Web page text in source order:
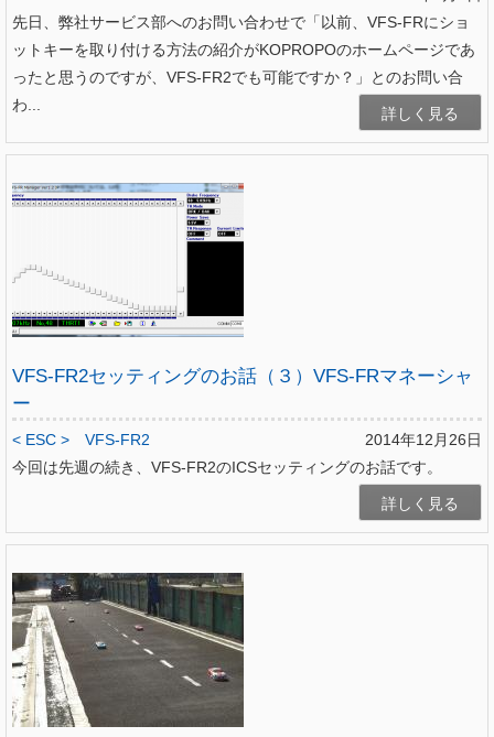
先日、弊社サービス部へのお問い合わせで「以前、VFS-FRにショ
ットキーを取り付ける方法の紹介がKOPROPOのホームページであ
ったと思うのですが、VFS-FR2でも可能ですか？」とのお問い合
わ...
詳しく見る
VFS-FR2セッティングのお話（３）VFS-FRマネーシャ
ー
2014年12月26日
< ESC >
VFS-FR2
今回は先週の続き、VFS-FR2のICSセッティングのお話です。
詳しく見る